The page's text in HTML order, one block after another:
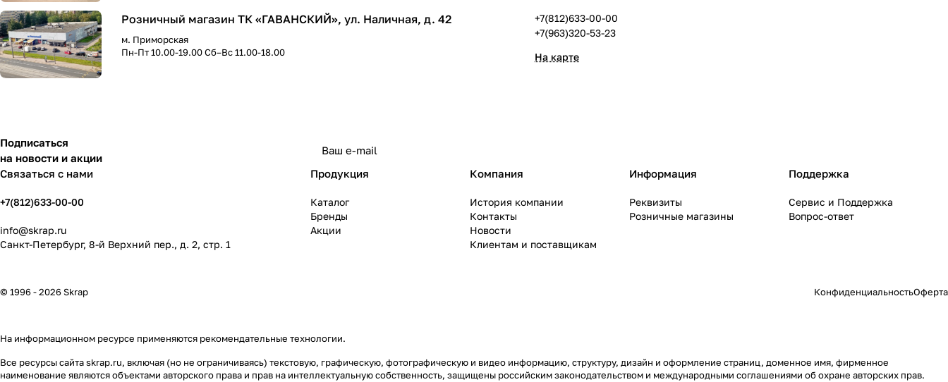
Розничный магазин ТК «ГАВАНСКИЙ», ул. Наличная, д. 42
м. Приморская
Пн-Пт 10.00-19.00 Сб–Вс 11.00-18.00
+7(812)633-00-00
+7(963)320-53-23
На карте
Подписаться
на новости и акции
Связаться с нами
+7(812)633-00-00
info@skrap.ru
Санкт-Петербург, 8-й Верхний пер., д. 2, стр. 1
Продукция
Каталог
Бренды
Акции
Компания
История компании
Контакты
Новости
Клиентам и поставщикам
Информация
Реквизиты
Розничные магазины
Поддержка
Сервис и Поддержка
Вопрос-ответ
© 1996 - 2026 Skrap КонфиденциальностьОферта
На информационном ресурсе применяются рекомендательные технологии.
Все ресурсы сайта skrap.ru, включая (но не ограничиваясь) текстовую, графическую, фотографическую и видео информацию, структуру, дизайн и оформление страниц, доменное имя, фирменное
наименование являются объектами авторского права и прав на интеллектуальную собственность, защищены российским законодательством и международными соглашениями об охране авторских прав.